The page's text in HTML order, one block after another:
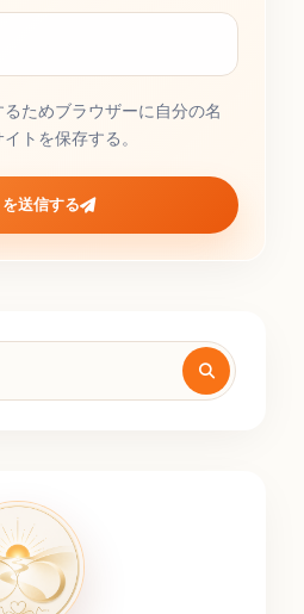
ためブラウザーに自分の名
トを保存する。
送信する